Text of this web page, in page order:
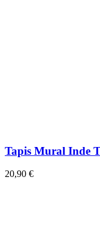
Tapis Mural Inde
20,90 €